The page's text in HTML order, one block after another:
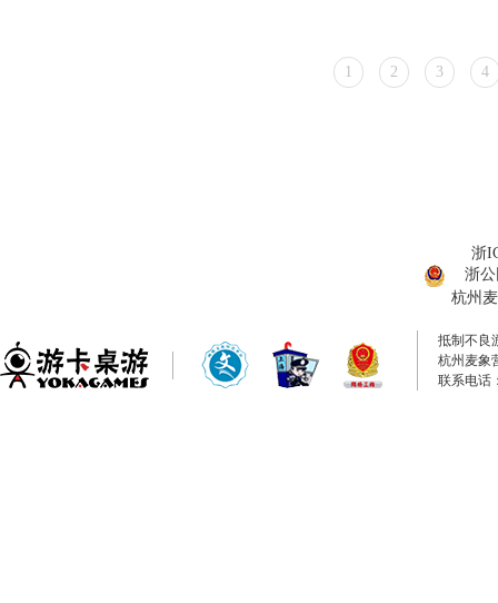
1 2 3 4
浙
浙公
杭州
抵制不良
杭州麦象
联系电话